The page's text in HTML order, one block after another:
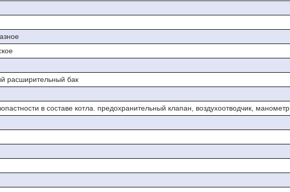
гайкой.
расширительный бак
в составе котла. предохранительный клапан, воздухоотводчик, манометр